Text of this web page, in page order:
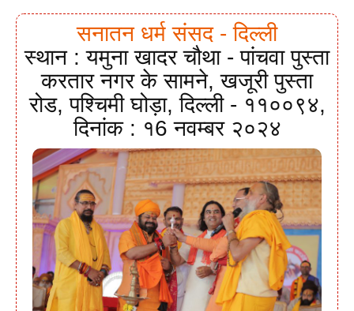
सनातन धर्म संसद - दिल्ली
स्थान : यमुना खादर चौथा - पांचवा पुस्ता
करतार नगर के सामने, खजूरी पुस्ता
रोड, पश्चिमी घोड़ा, दिल्ली - ११००९४,
दिनांक : १6 नवम्बर २०२४